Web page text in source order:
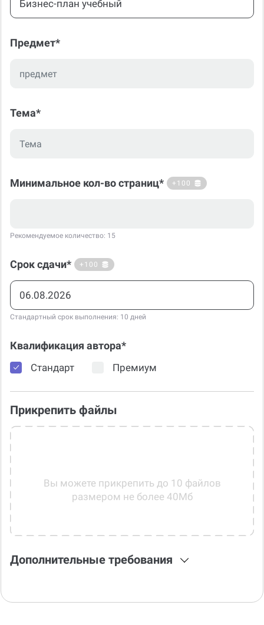
Бизнес-план учебный
Предмет*
Тема*
Минимальное кол-во страниц* +100
Рекомендуемое количество: 15
Срок сдачи* +100
Стандартный срок выполнения: 10 дней
Квалификация автора*
Стандарт Премиум
Прикрепить файлы
Вы можете прикрепить до 10 файлов
размером не более 40Мб
Дополнительные требования